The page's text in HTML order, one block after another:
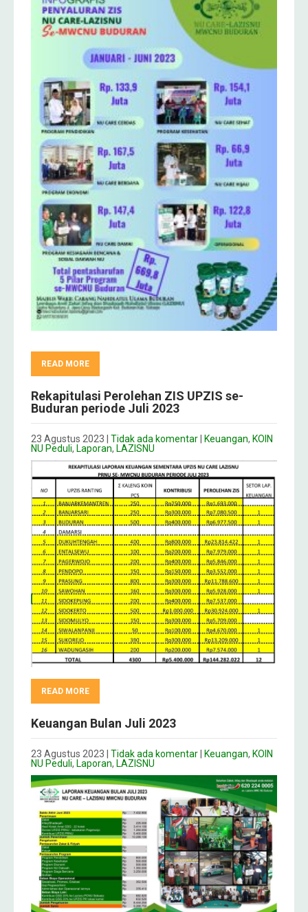
READ MORE
Rekapitulasi Perolehan ZIS UPZIS se-
Buduran periode Juli 2023
23 Agustus 2023 Tidak ada komentar Keuangan, KOIN
NU Peduli, Laporan, LAZISNU
READ MORE
Keuangan Bulan Juli 2023
23 Agustus 2023 Tidak ada komentar Keuangan, KOIN
NU Peduli, Laporan, LAZISNU